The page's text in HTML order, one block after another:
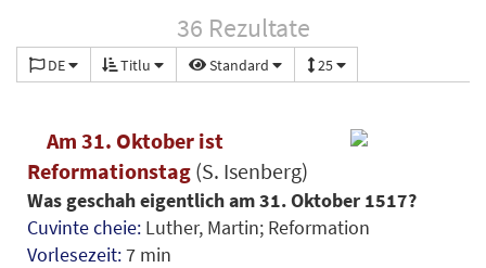
36 Rezultate
DE Titlu Standard 25
Am 31. Oktober ist
Reformationstag (S. Isenberg)
Was geschah eigentlich am 31. Oktober 1517?
Cuvinte cheie: Luther, Martin; Reformation
Vorlesezeit:7 min